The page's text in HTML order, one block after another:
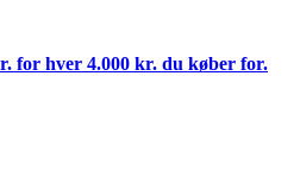
for hver 4.000 kr. du køber for.